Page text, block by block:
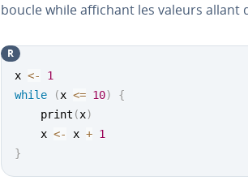
boucle while affichant les valeurs allant
x <-
1
while
(x <= 10)
{
    print
(x)
    x
<- x + 1
}
R